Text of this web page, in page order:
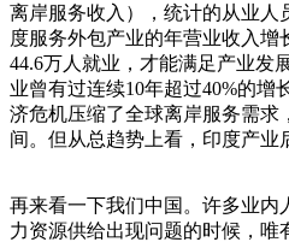
离岸服务收入），统计的从业人
度服务外包产业的年营业收入增
44.6万人就业，才能满足产业发
业曾有过连续10年超过40%的增
济危机压缩了全球离岸服务需求
间。但从总趋势上看，印度产业
再来看一下我们中国。许多业内
力资源供给出现问题的时候，唯